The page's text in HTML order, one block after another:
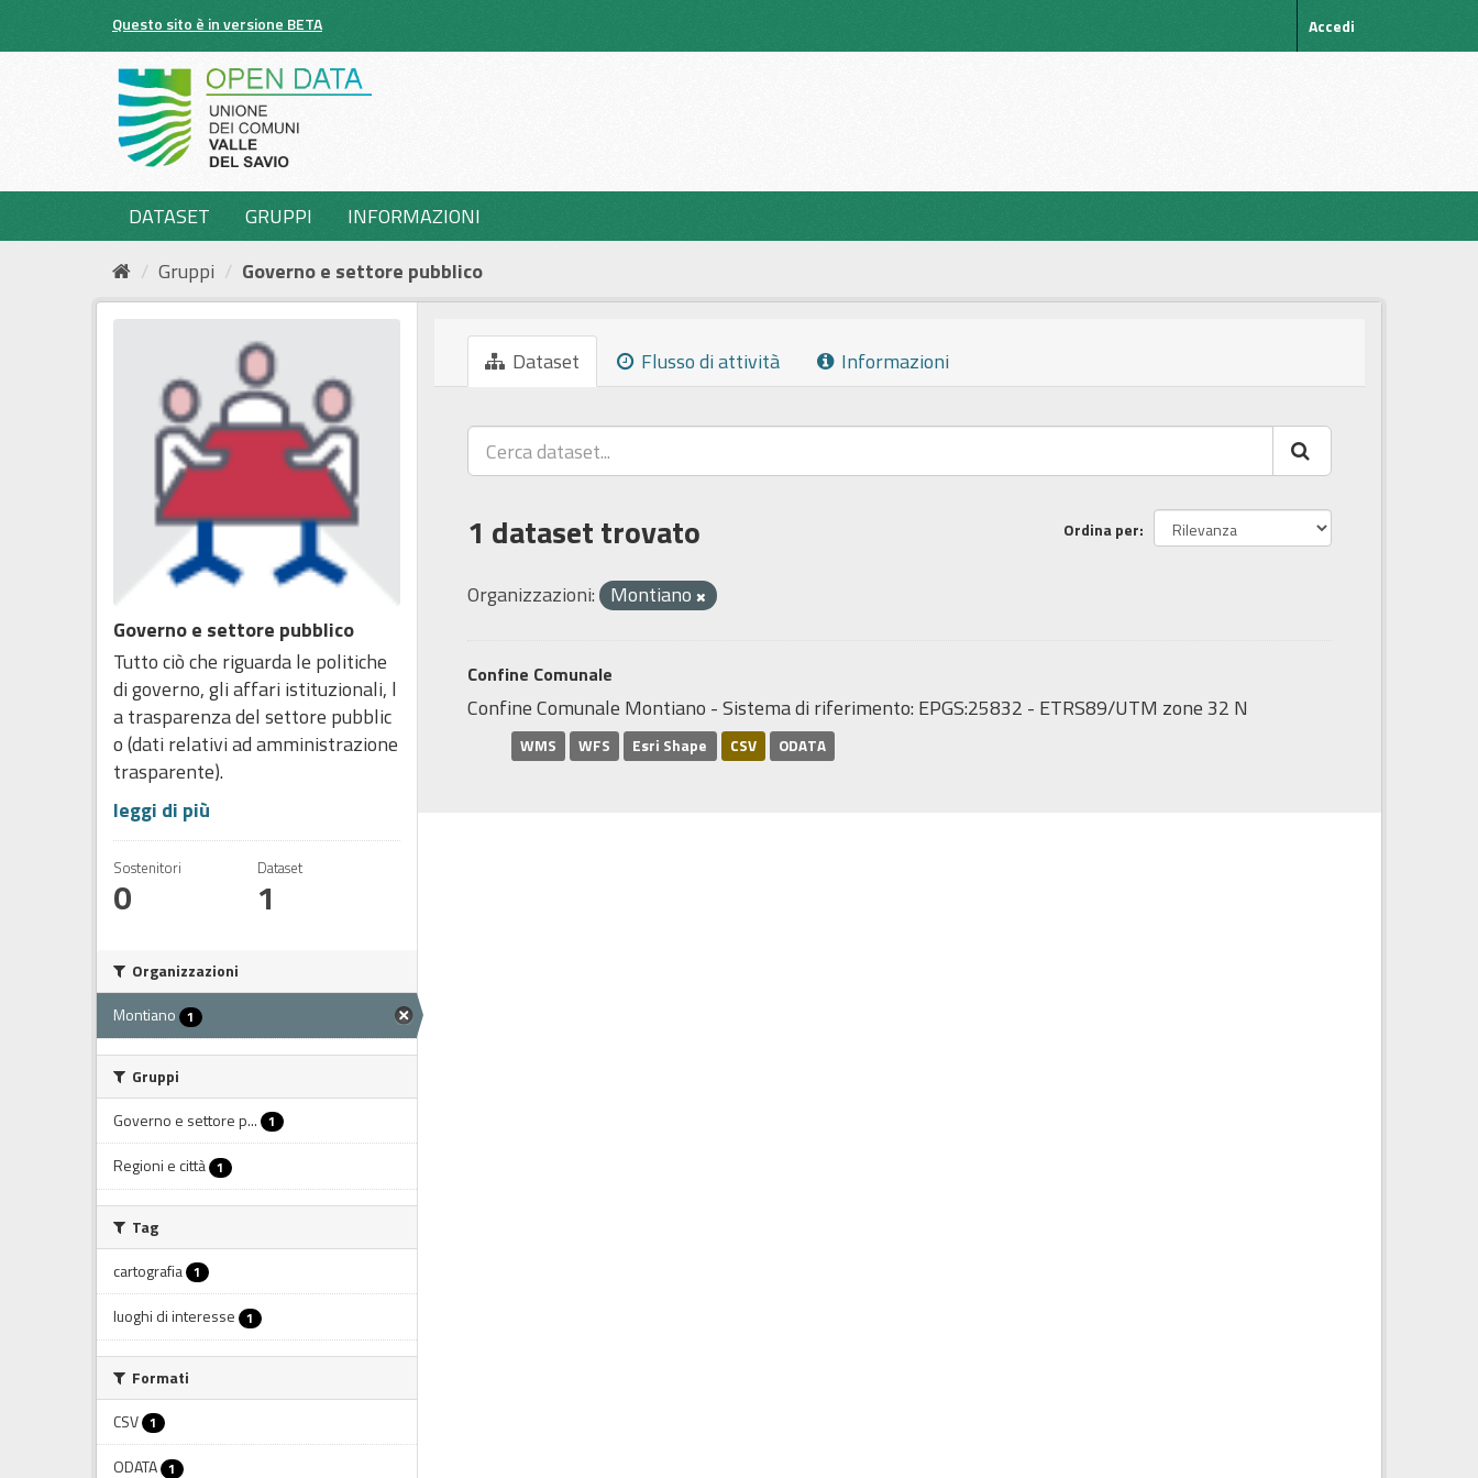
Questo sito è in versione BETA Accedi
DATASET GRUPPI
INFORMAZIONI
Gruppi
Governo e settore pubblico
Governo e settore pubblico
Tutto ciò che riguarda le politiche
di governo, gli affari istituzionali, l
a trasparenza del settore pubblic
o (dati relativi ad amministrazione
trasparente).
leggi di più
Sostenitori
0
Dataset
1
Organizzazioni
Montiano 1
Gruppi
Governo e settore p... 1
Regioni e città 1
Tag
cartografia 1
luoghi di interesse 1
Formati
CSV 1
ODATA 1
Dataset Flusso di attività Informazioni
Ordina per
1 dataset trovato
Organizzazioni: Montiano
Confine Comunale
Confine Comunale Montiano - Sistema di riferimento: EPGS:25832 - ETRS89/UTM zone 32 N
WMS WFS Esri Shape CSV ODATA